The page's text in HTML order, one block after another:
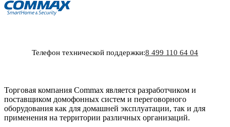
Телефон технической поддержки:8 499 110 64 04
Торговая компания Commax является разработчиком и
поставщиком домофонных систем и переговорного
оборудования как для домашней эксплуатации, так и для
применения на территории различных организаций.